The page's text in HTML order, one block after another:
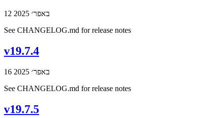
12 באפר׳ 2025
See CHANGELOG.md for release notes
v19.7.4
16 באפר׳ 2025
See CHANGELOG.md for release notes
v19.7.5